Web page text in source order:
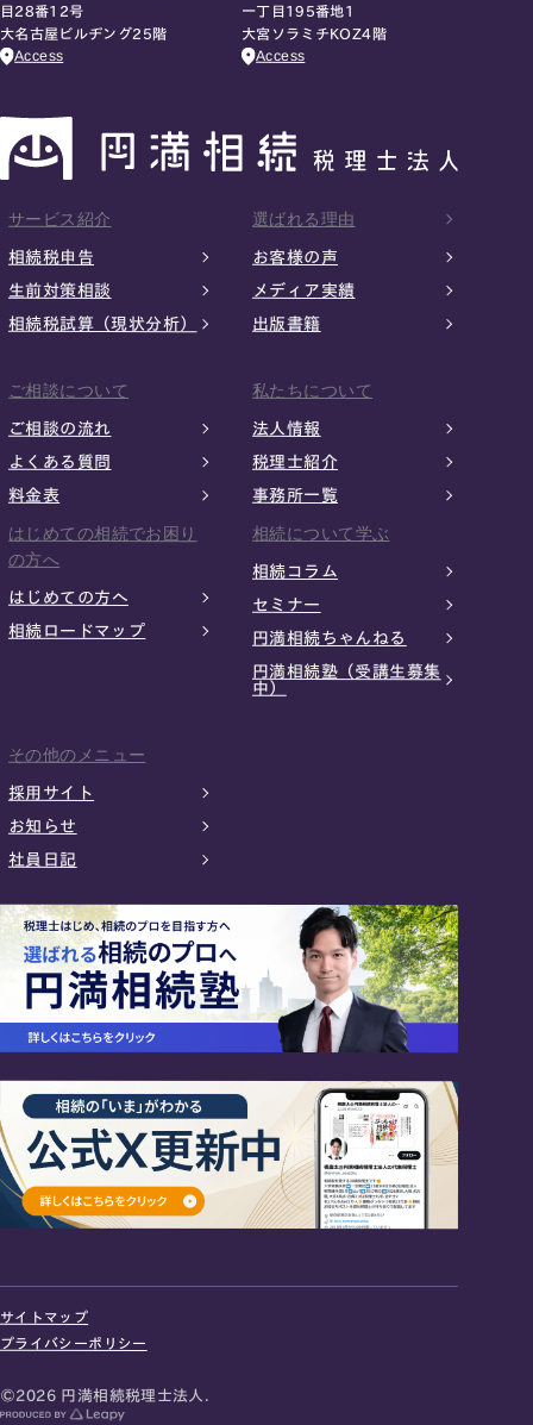
お急ぎの方は電話で面談予約
目28番12号
大名古屋ビルヂング25階
Access
一丁目195番地1
大宮ソラミチKOZ4階
Access
サービス紹介
相続税申告
生前対策相談
相続税試算（現状分析）
選ばれる理由
お客様の声
メディア実績
出版書籍
ご相談について
ご相談の流れ
よくある質問
料金表
私たちについて
法人情報
税理士紹介
事務所一覧
はじめての相続でお困り
の方へ
はじめての方へ
相続ロードマップ
相続について学ぶ
相続コラム
セミナー
円満相続ちゃんねる
円満相続塾（受講生募集
中）
その他のメニュー
採用サイト
お知らせ
社員日記
サイトマップ
プライバシーポリシー
©2026 円満相続税理士法人.